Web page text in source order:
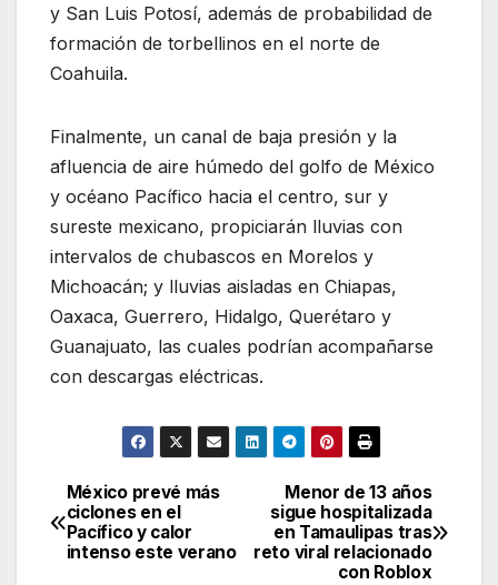
y San Luis Potosí, además de probabilidad de
formación de torbellinos en el norte de
Coahuila.
Finalmente, un canal de baja presión y la
afluencia de aire húmedo del golfo de México
y océano Pacífico hacia el centro, sur y
sureste mexicano, propiciarán lluvias con
intervalos de chubascos en Morelos y
Michoacán; y lluvias aisladas en Chiapas,
Oaxaca, Guerrero, Hidalgo, Querétaro y
Guanajuato, las cuales podrían acompañarse
con descargas eléctricas.
Navegación
de
Menor de 13 años
sigue hospitalizada
en Tamaulipas tras
reto viral relacionado
con Roblox
México prevé más
ciclones en el
Pacífico y calor
intenso este verano